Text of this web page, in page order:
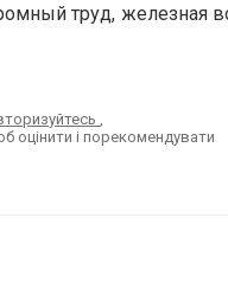
труд, железная
оцінити і порекомендувати